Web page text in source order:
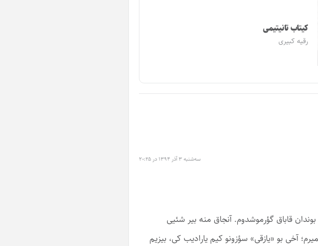
کیتاب تانیتیمی
رقیه کبیری
سه‌شنبه ۳ آذر ۱۳۹۴ در ۲۰:۲۵
بوندان قاباق گؤرموشدوم. ‏آنجاق منه بیر شئیی
آخی بو «یازقی» سؤزونو کیم یارادیب کی، بیزیم